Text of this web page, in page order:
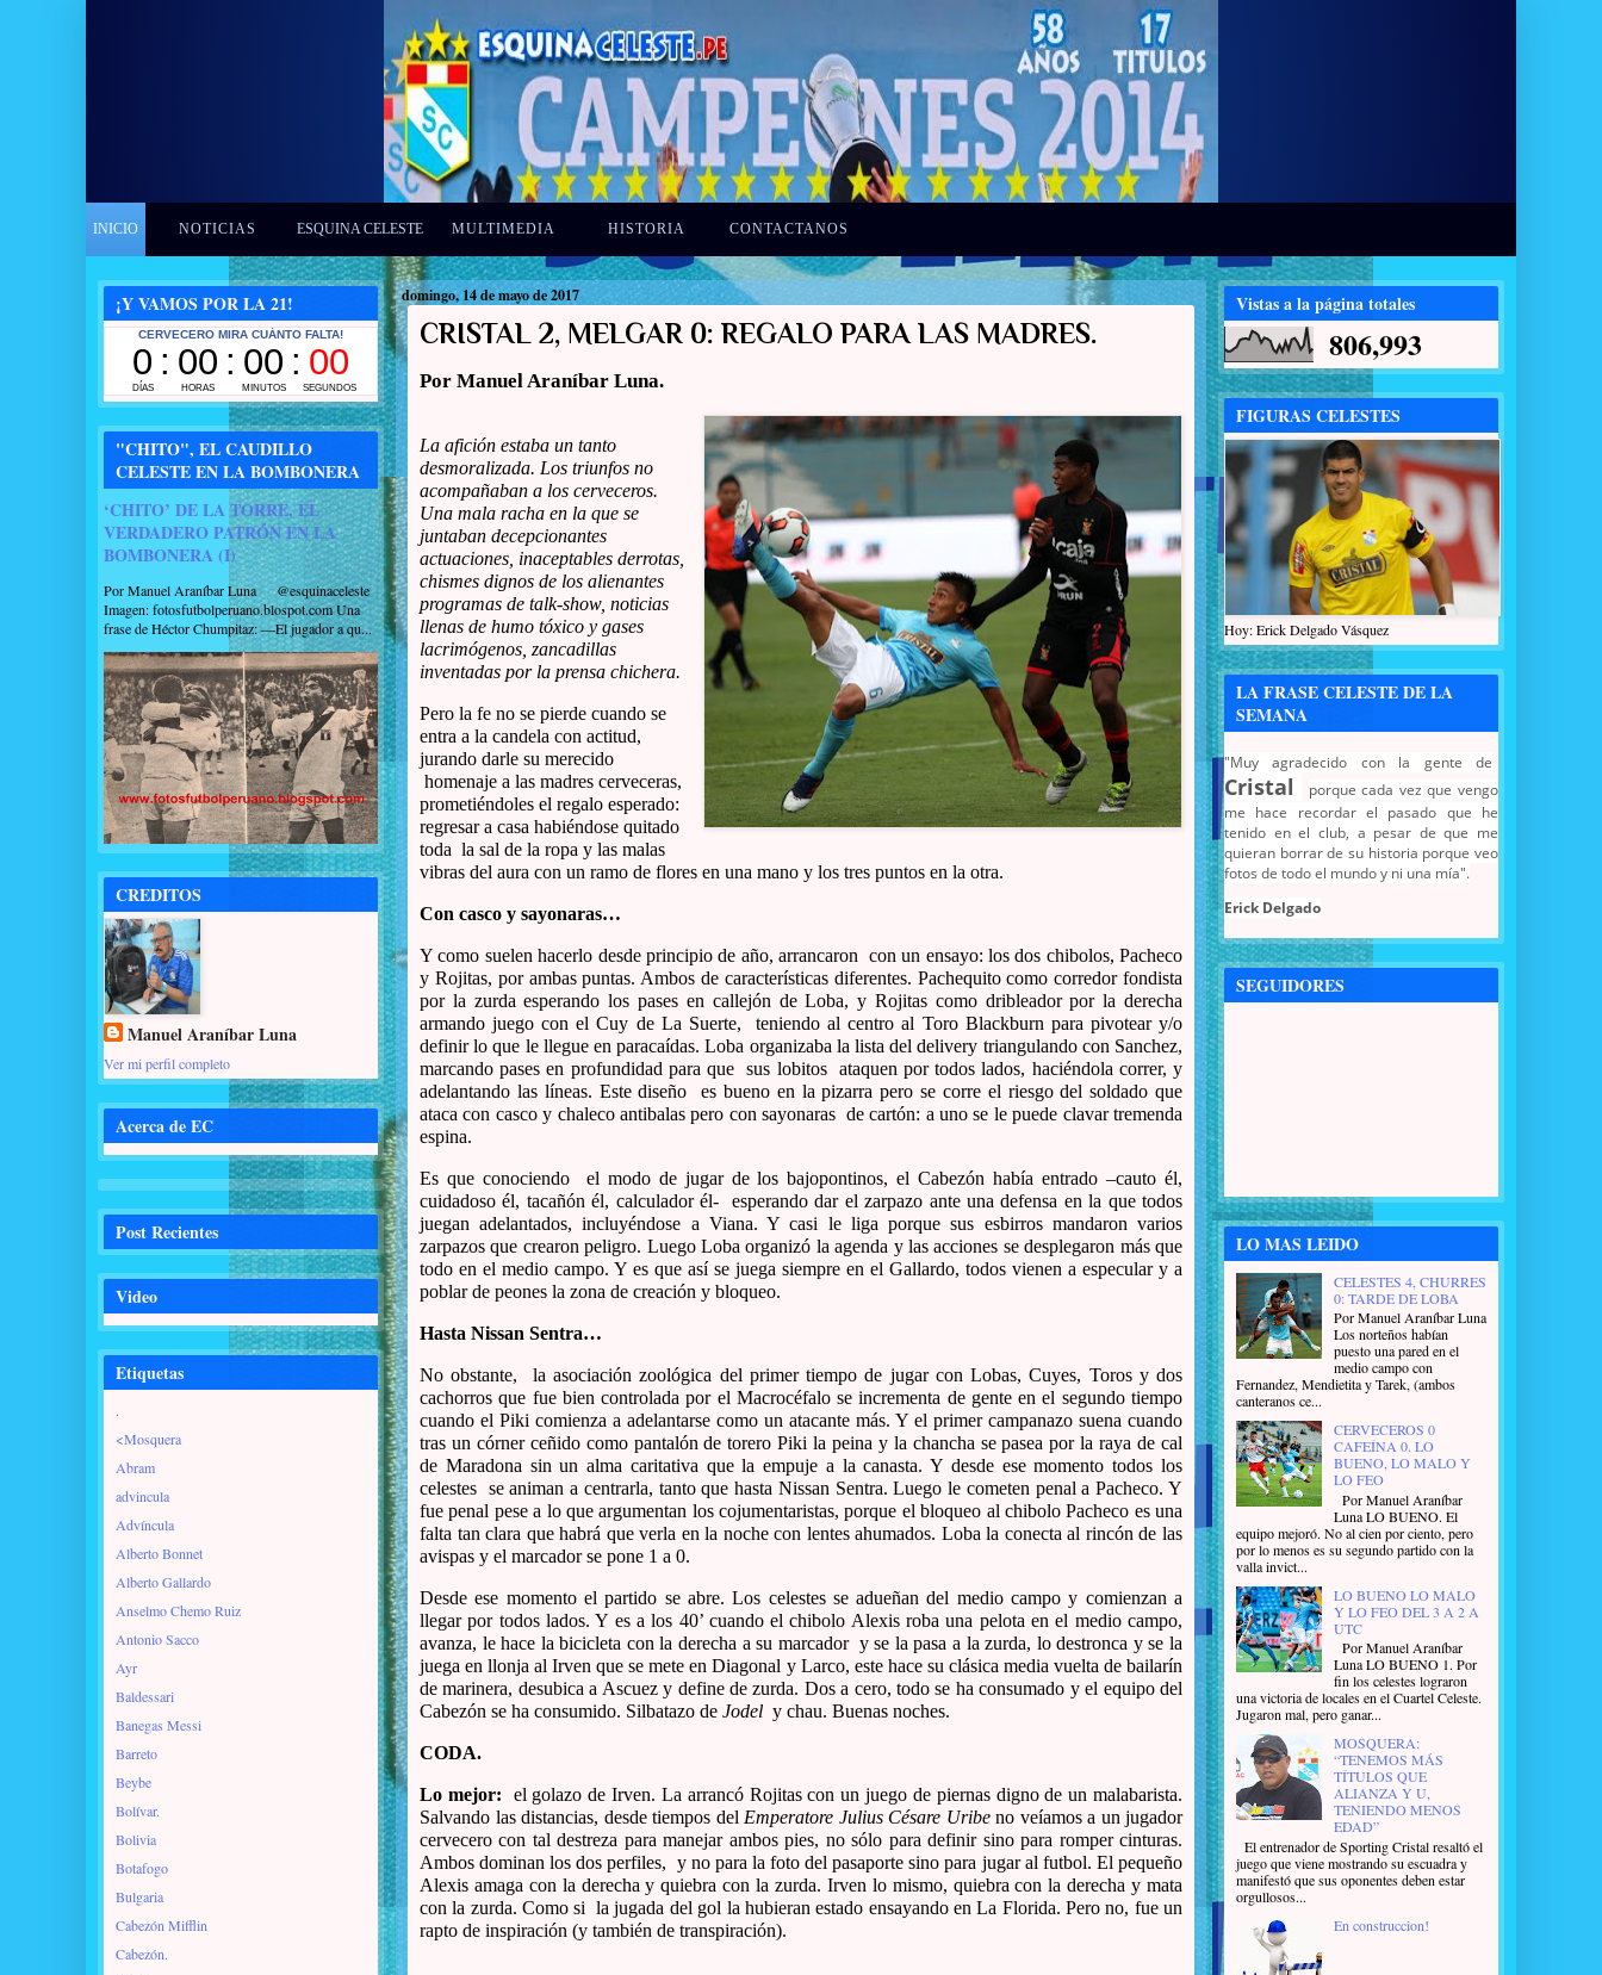
INICIO NOTICIAS ESQUINA CELESTE MULTIMEDIA HISTORIA CONTACTANOS
domingo, 14 de mayo de 2017
CRISTAL 2, MELGAR 0: REGALO PARA LAS MADRES.
Por Manuel Araníbar Luna.
La afición estaba un tanto
desmoralizada. Los triunfos no
acompañaban a los cerveceros.
Una mala racha en la que se
juntaban decepcionantes
actuaciones, inaceptables derrotas,
chismes dignos de los alienantes
programas de talk-show, noticias
llenas de humo tóxico y gases
lacrimógenos, zancadillas
inventadas por la prensa chichera.
Pero la fe no se pierde cuando se
entra a la candela con actitud,
jurando darle su merecido
homenaje a las madres cerveceras,
prometiéndoles el regalo esperado:
regresar a casa habiéndose quitado
toda la sal de la ropa y las malas
vibras del aura con un ramo de flores en una mano y los tres puntos en la otra.
Con casco y sayonaras…
Y como suelen hacerlo desde principio de año, arrancaron con un ensayo: los dos chibolos, Pacheco
y Rojitas, por ambas puntas. Ambos de características diferentes. Pachequito como corredor fondista
por la zurda esperando los pases en callejón de Loba, y Rojitas como dribleador por la derecha
armando juego con el Cuy de La Suerte, teniendo al centro al Toro Blackburn para pivotear y/o
definir lo que le llegue en paracaídas. Loba organizaba la lista del delivery triangulando con Sanchez,
marcando pases en profundidad para que sus lobitos ataquen por todos lados, haciéndola correr, y
adelantando las líneas. Este diseño es bueno en la pizarra pero se corre el riesgo del soldado que
ataca con casco y chaleco antibalas pero con sayonaras de cartón: a uno se le puede clavar tremenda
espina.
Es que conociendo el modo de jugar de los bajopontinos, el Cabezón había entrado –cauto él,
cuidadoso él, tacañón él, calculador él- esperando dar el zarpazo ante una defensa en la que todos
juegan adelantados, incluyéndose a Viana. Y casi le liga porque sus esbirros mandaron varios
zarpazos que crearon peligro. Luego Loba organizó la agenda y las acciones se desplegaron más que
todo en el medio campo. Y es que así se juega siempre en el Gallardo, todos vienen a especular y a
poblar de peones la zona de creación y bloqueo.
Hasta Nissan Sentra…
No obstante, la asociación zoológica del primer tiempo de jugar con Lobas, Cuyes, Toros y dos
cachorros que fue bien controlada por el Macrocéfalo se incrementa de gente en el segundo tiempo
cuando el Piki comienza a adelantarse como un atacante más. Y el primer campanazo suena cuando
tras un córner ceñido como pantalón de torero Piki la peina y la chancha se pasea por la raya de cal
de Maradona sin un alma caritativa que la empuje a la canasta. Y desde ese momento todos los
celestes se animan a centrarla, tanto que hasta Nissan Sentra. Luego le cometen penal a Pacheco. Y
fue penal pese a lo que argumentan los cojumentaristas, porque el bloqueo al chibolo Pacheco es una
falta tan clara que habrá que verla en la noche con lentes ahumados. Loba la conecta al rincón de las
avispas y el marcador se pone 1 a 0.
Desde ese momento el partido se abre. Los celestes se adueñan del medio campo y comienzan a
llegar por todos lados. Y es a los 40’ cuando el chibolo Alexis roba una pelota en el medio campo,
avanza, le hace la bicicleta con la derecha a su marcador y se la pasa a la zurda, lo destronca y se la
juega en llonja al Irven que se mete en Diagonal y Larco, este hace su clásica media vuelta de bailarín
de marinera, desubica a Ascuez y define de zurda. Dos a cero, todo se ha consumado y el equipo del
Cabezón se ha consumido. Silbatazo de Jodel y chau. Buenas noches.
CODA.
Lo mejor:
el golazo de Irven. La arrancó Rojitas con un juego de piernas digno de un malabarista.
Salvando las distancias, desde tiempos del Emperatore Julius Césare Uribe no veíamos a un jugador
cervecero con tal destreza para manejar ambos pies, no sólo para definir sino para romper cinturas.
Ambos dominan los dos perfiles, y no para la foto del pasaporte sino para jugar al futbol. El pequeño
Alexis amaga con la derecha y quiebra con la zurda. Irven lo mismo, quiebra con la derecha y mata
con la zurda. Como si la jugada del gol la hubieran estado ensayando en La Florida. Pero no, fue un
rapto de inspiración (y también de transpiración).
¡Y VAMOS POR LA 21!
"CHITO", EL CAUDILLO
CELESTE EN LA BOMBONERA
‘CHITO’ DE LA TORRE, EL
VERDADERO PATRÓN EN LA
BOMBONERA (I)
Por Manuel Araníbar Luna @esquinaceleste
Imagen: fotosfutbolperuano.blospot.com Una
frase de Héctor Chumpitaz: —El jugador a qu...
CREDITOS
Manuel Araníbar Luna
Ver mi perfil completo
Acerca de EC
Post Recientes
Video
Etiquetas
.
<Mosquera
Abram
advincula
Advíncula
Alberto Bonnet
Alberto Gallardo
Anselmo Chemo Ruiz
Antonio Sacco
Ayr
Baldessari
Banegas Messi
Barreto
Beybe
Bolívar.
Bolivia
Botafogo
Bulgaria
Cabezón Mifflin
Cabezón.
Vistas a la página totales
806,993
FIGURAS CELESTES
Hoy: Erick Delgado Vásquez
LA FRASE CELESTE DE LA
SEMANA
"Muy agradecido con la gente de
Cristal
porque cada vez que vengo
me hace recordar el pasado que he
tenido en el club, a pesar de que me
quieran borrar de su historia porque veo
fotos de todo el mundo y ni una mía".
Erick Delgado
SEGUIDORES
LO MAS LEIDO
CELESTES 4, CHURRES
0: TARDE DE LOBA
Por Manuel Araníbar Luna
Los norteños habían
puesto una pared en el
medio campo con
Fernandez, Mendietita y Tarek, (ambos
canteranos ce...
CERVECEROS 0
CAFEÍNA 0. LO
BUENO, LO MALO Y
LO FEO
Por Manuel Araníbar
Luna LO BUENO. El
equipo mejoró. No al cien por ciento, pero
por lo menos es su segundo partido con la
valla invict...
LO BUENO LO MALO
Y LO FEO DEL 3 A 2 A
UTC
Por Manuel Araníbar
Luna LO BUENO 1. Por
fin los celestes lograron
una victoria de locales en el Cuartel Celeste.
Jugaron mal, pero ganar...
MOSQUERA:
“TENEMOS MÁS
TÍTULOS QUE
ALIANZA Y U,
TENIENDO MENOS
EDAD”
El entrenador de Sporting Cristal resaltó el
juego que viene mostrando su escuadra y
manifestó que sus oponentes deben estar
orgullosos...
En construccion!